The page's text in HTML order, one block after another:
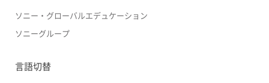
ソニー・グローバルエデュケーション
ソニーグループ
言語切替